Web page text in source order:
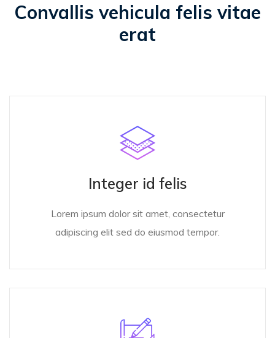
Convallis vehicula felis vitae
erat
Integer id felis
Lorem ipsum dolor sit amet, consectetur
adipiscing elit sed do eiusmod tempor.